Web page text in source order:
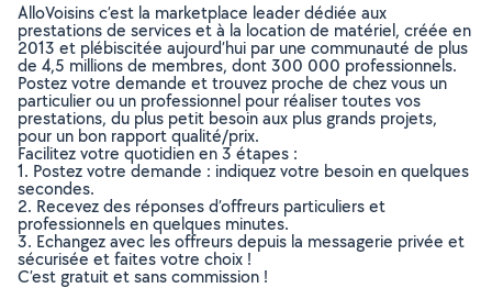
AlloVoisins c’est la marketplace leader dédiée aux
prestations de services et à la location de matériel, créée en
2013 et plébiscitée aujourd’hui par une communauté de plus
de 4,5 millions de membres, dont 300 000 professionnels.
Postez votre demande et trouvez proche de chez vous un
particulier ou un professionnel pour réaliser toutes vos
prestations, du plus petit besoin aux plus grands projets,
pour un bon rapport qualité/prix.
Facilitez votre quotidien en 3 étapes :
1. Postez votre demande : indiquez votre besoin en quelques
secondes.
2. Recevez des réponses d’offreurs particuliers et
professionnels en quelques minutes.
3. Echangez avec les offreurs depuis la messagerie privée et
sécurisée et faites votre choix !
C’est gratuit et sans commission !